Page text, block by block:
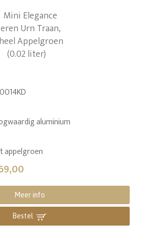
aluminium
appelgroen
Meer info
Bestel